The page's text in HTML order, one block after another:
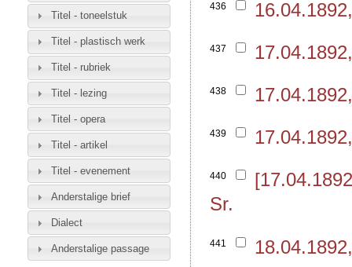
436
437
438
439
440
Sr.
441
Titel - toneelstuk
Titel - plastisch werk
Titel - rubriek
Titel - lezing
Titel - opera
Titel - artikel
Titel - evenement
Anderstalige brief
Dialect
Anderstalige passage